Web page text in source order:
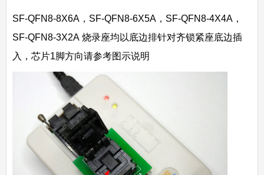
SF-QFN8-8X6A，SF-QFN8-6X5A，SF-QFN8-4X4A，
SF-QFN8-3X2A 烧录座均以底边排针对齐锁紧座底边插
入，芯片1脚方向请参考图示说明